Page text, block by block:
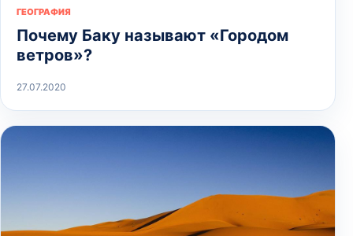
ГЕОГРАФИЯ
Почему Баку называют «Городом
ветров»?
27.07.2020